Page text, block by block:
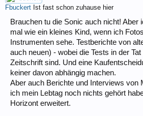
Fbuckert Ist fast schon zuhause hier
Brauchen tu die Sonic auch nicht! Aber
mal wie ein kleines Kind, wenn ich
Instrumenten sehe. Testberichte von
auch neuen) - wobei die Tests in der
Zeitschrift sind. Und eine
keiner davon abhängig machen.
Aber auch Berichte und Interviews von
ich mein Lebtag noch nichts gehört
Horizont erweitert.